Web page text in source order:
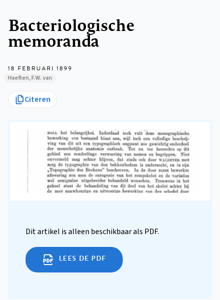
Bacteriologische
memoranda
18 FEBRUARI 1899
Haeften, F.W. van
Citeren
Dit artikel is alleen beschikbaar als PDF.
LEES DE PDF